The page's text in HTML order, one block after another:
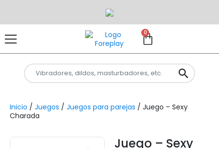
0
Inicio / Juegos / Juegos para parejas / Juego – Sexy
Charada
Juego – Sexy